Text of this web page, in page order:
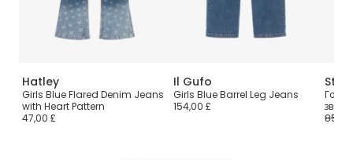
Hatley
Girls Blue Flared Denim Jeans
with Heart Pattern
47,00 £
Il Gufo
Girls Blue Barrel Leg Jeans
154,00 £
85,00